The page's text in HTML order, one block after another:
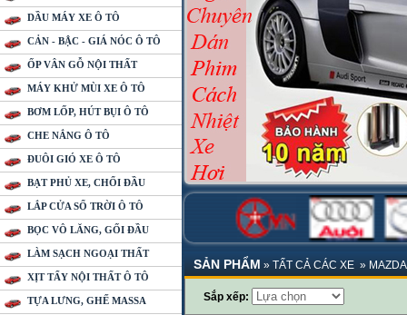
DẦU MÁY XE Ô TÔ
CẢN - BẬC - GIÁ NÓC Ô TÔ
ỐP VÂN GỖ NỘI THẤT
MÁY KHỬ MÙI XE Ô TÔ
BƠM LỐP, HÚT BỤI Ô TÔ
CHE NẮNG Ô TÔ
ĐUÔI GIÓ XE Ô TÔ
BẠT PHỦ XE, CHỔI ĐẦU
LẮP CỬA SỔ TRỜI Ô TÔ
BỌC VÔ LĂNG, GỐI ĐẦU
LÀM SẠCH NGOẠI THẤT
XỊT TẨY NỘI THẤT Ô TÔ
TỰA LƯNG, GHẾ MASSA
SẢN PHẨM » TẤT CẢ CÁC XE » MAZDA
Sắp xếp: